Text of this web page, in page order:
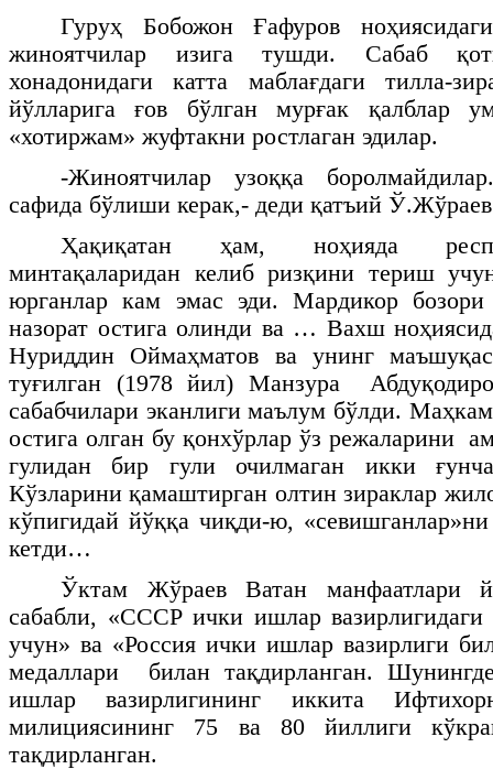
Гуруҳ Бобожон Ғафуров
жиноятчилар изига тушди. Сабаб
хонадонидаги катта маблағдаги тилла-
йўлларига ғов бўлган мурғак қалблар
«хотиржам» жуфтакни ростлаган эдилар.
-Жиноятчилар узоққа
сафида бўлиши керак,- деди қатъий
Ҳақиқатан ҳам, ноҳияда
минтақаларидан келиб ризқини териш
юрганлар кам эмас эди. Мардикор
назорат остига олинди ва … Вахш
Нуриддин Оймаҳматов ва унинг
туғилган (1978 йил) Манзура
сабабчилари эканлиги маълум бўлди.
остига олган бу қонхўрлар ўз режаларини
гулидан бир гули очилмаган икки
Кўзларини қамаштирган олтин зираклар
кўпигидай йўққа чиқди-ю,
кетди…
Ўктам Жўраев Ватан манфаатлари
сабабли, «СССР ички ишлар вазирлигидаги
учун» ва «Россия ички ишлар вазирлиги
медаллари билан тақдирланган.
ишлар вазирлигининг иккита
милициясининг 75 ва 80 йиллиги
тақдирланган.